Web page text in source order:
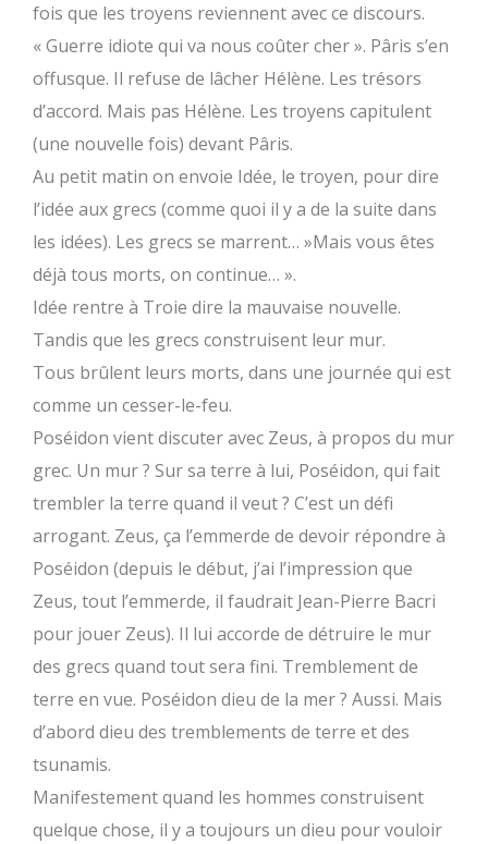
fois que les troyens reviennent avec ce discours.
« Guerre idiote qui va nous coûter cher ». Pâris s’en
offusque. Il refuse de lâcher Hélène. Les trésors
d’accord. Mais pas Hélène. Les troyens capitulent
(une nouvelle fois) devant Pâris.
Au petit matin on envoie Idée, le troyen, pour dire
l’idée aux grecs (comme quoi il y a de la suite dans
les idées). Les grecs se marrent… »Mais vous êtes
déjà tous morts, on continue… ».
Idée rentre à Troie dire la mauvaise nouvelle.
Tandis que les grecs construisent leur mur.
Tous brûlent leurs morts, dans une journée qui est
comme un cesser-le-feu.
Poséidon vient discuter avec Zeus, à propos du mur
grec. Un mur ? Sur sa terre à lui, Poséidon, qui fait
trembler la terre quand il veut ? C’est un défi
arrogant. Zeus, ça l’emmerde de devoir répondre à
Poséidon (depuis le début, j’ai l’impression que
Zeus, tout l’emmerde, il faudrait Jean-Pierre Bacri
pour jouer Zeus). Il lui accorde de détruire le mur
des grecs quand tout sera fini. Tremblement de
terre en vue. Poséidon dieu de la mer ? Aussi. Mais
d’abord dieu des tremblements de terre et des
tsunamis.
Manifestement quand les hommes construisent
quelque chose, il y a toujours un dieu pour vouloir